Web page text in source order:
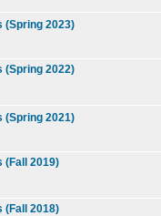
(Spring 2023)
(Spring 2022)
(Spring 2021)
(Fall 2019)
(Fall 2018)